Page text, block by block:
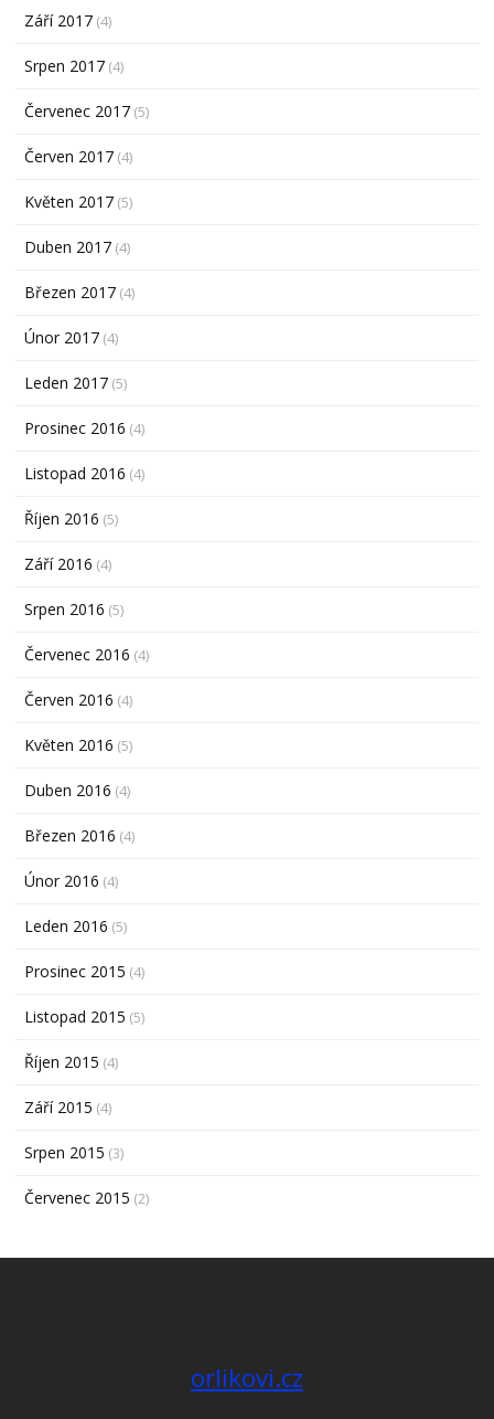
Září 2017 (4)
Srpen 2017 (4)
Červenec 2017 (5)
Červen 2017 (4)
Květen 2017 (5)
Duben 2017 (4)
Březen 2017 (4)
Únor 2017 (4)
Leden 2017 (5)
Prosinec 2016 (4)
Listopad 2016 (4)
Říjen 2016 (5)
Září 2016 (4)
Srpen 2016 (5)
Červenec 2016 (4)
Červen 2016 (4)
Květen 2016 (5)
Duben 2016 (4)
Březen 2016 (4)
Únor 2016 (4)
Leden 2016 (5)
Prosinec 2015 (4)
Listopad 2015 (5)
Říjen 2015 (4)
Září 2015 (4)
Srpen 2015 (3)
Červenec 2015 (2)
orlikovi.cz